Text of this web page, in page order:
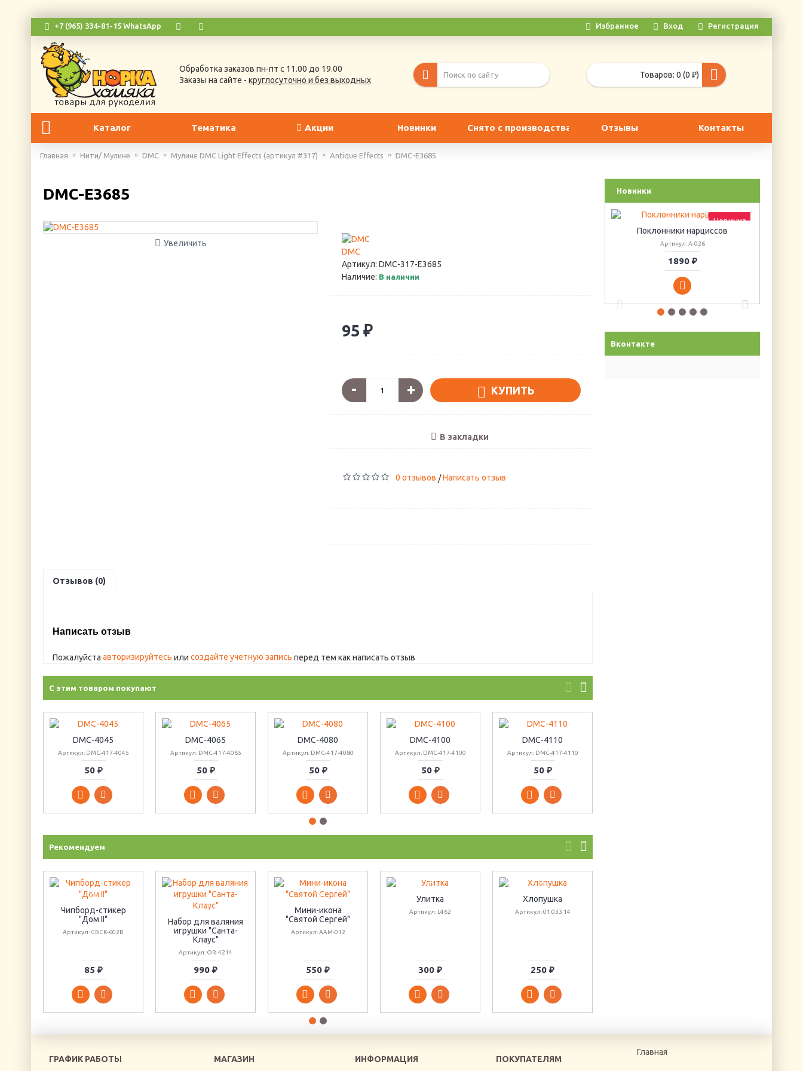
+7 (965) 334-81-15 WhatsApp Избранное Вход Регистрация
Обработка заказов пн-пт с 11.00 до 19.00
Заказы на сайте - круглосуточно и без выходных
Товаров: 0 (0 ₽)
Каталог Тематика Акции Новинки Снято с производства Отзывы Контакты
Главная Нити/ Мулине DMC Мулине DMC Light Effects (артикул #317) Antique Effects DMC-E3685
Новинки
Новинка
Поклонники нарциссов
Артикул: А-026
1890 ₽
Вконтакте
DMC-E3685
Увеличить
DMC
Артикул: DMC-317-E3685
Наличие: В наличии
95 ₽
- + КУПИТЬ
В закладки
0 отзывов /Написать отзыв
Отзывов (0)
Написать отзыв
Пожалуйста авторизируйтесь или создайте учетную запись перед тем как написать отзыв
С этим товаром покупают
DMC-4045
Артикул: DMC-417-4045
50 ₽
DMC-4065
Артикул: DMC-417-4065
50 ₽
DMC-4080
Артикул: DMC-417-4080
50 ₽
DMC-4100
Артикул: DMC-417-4100
50 ₽
DMC-4110
Артикул: DMC-417-4110
50 ₽
Рекомендуем
Чипборд-стикер
"Дом II"
Артикул: CBCK-602B
85 ₽
Набор для валяния
игрушки "Санта-
Клаус"
Артикул: OR-4214
990 ₽
Мини-икона
"Святой Сергей"
Артикул: AAM-012
550 ₽
Улитка
Артикул: L462
300 ₽
Хлопушка
Артикул: 01.033.14
250 ₽
ГРАФИК РАБОТЫ МАГАЗИН ИНФОРМАЦИЯ ПОКУПАТЕЛЯМ
Главная